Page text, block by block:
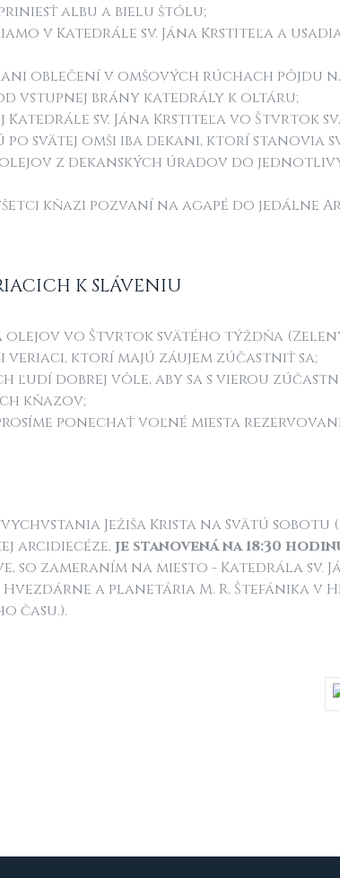
albu a bielu štólu;
v Katedrále sv. Jána Krstiteľa a
oblečení v omšových rúchach pôjdu
od vstupnej brány katedrály k oltáru;
Katedrále sv. Jána Krstiteľa vo Štvrtok
svätej omši iba dekani, ktorí stanovia
olejov z dekanských úradov do
kňazi pozvaní na agapé do jedálne
K SLÁVENIU
olejov vo Štvrtok svätého týždňa
veriaci, ktorí majú záujem zúčastniť sa;
ľudí dobrej vôle, aby sa s vierou
kňazov;
ponechať voľné miesta
Ježiša Krista na Svätú sobotu
arcidiecéze, je stanovená na 18:30
so zameraním na miesto - Katedrála sv.
a planetária M. R. Štefánika v
času.).